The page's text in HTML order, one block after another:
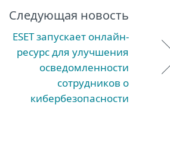
Следующая новость
ESET запускает онлайн-
ресурс для улучшения
осведомленности
сотрудников о
кибербезопасности